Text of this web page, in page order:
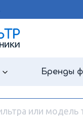
Бренды